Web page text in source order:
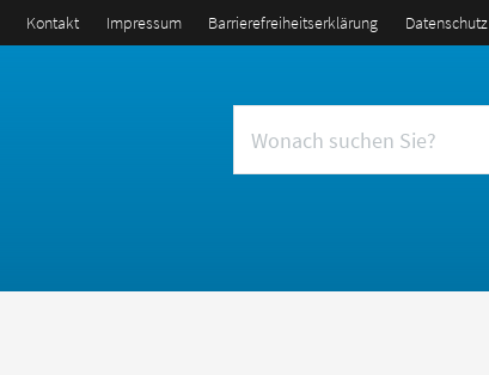
Kontakt Impressum Barrierefreiheitserklärung Datenschutz